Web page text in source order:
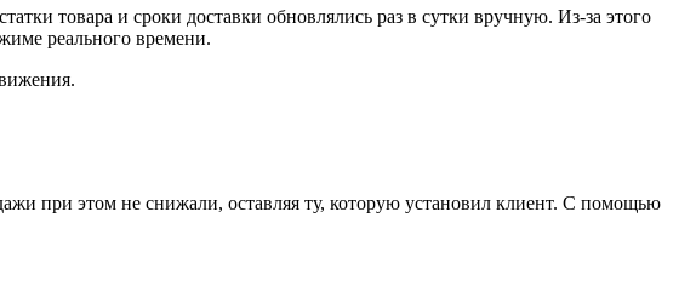
товара и сроки доставки обновлялись раз в сутки вручную. Из-за этого
реального времени.
при этом не снижали, оставляя ту, которую установил клиент. С помощью